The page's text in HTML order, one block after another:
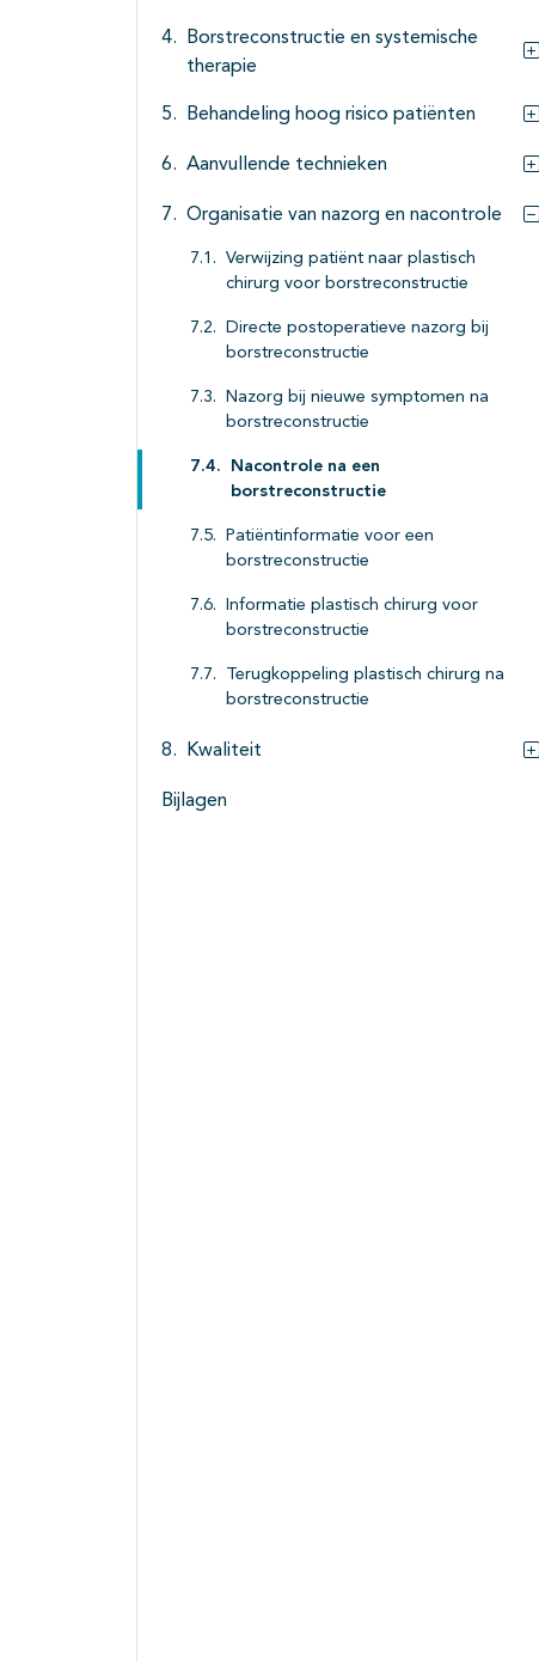
Borstreconstructie en systemische
therapie
Behandeling hoog risico patiënten
Aanvullende technieken
Organisatie van nazorg en nacontrole
Verwijzing patiënt naar plastisch
chirurg voor borstreconstructie
Directe postoperatieve nazorg bij
borstreconstructie
Nazorg bij nieuwe symptomen na
borstreconstructie
Nacontrole na een
borstreconstructie
Patiëntinformatie voor een
borstreconstructie
Informatie plastisch chirurg voor
borstreconstructie
Terugkoppeling plastisch chirurg na
borstreconstructie
Kwaliteit
Bijlagen